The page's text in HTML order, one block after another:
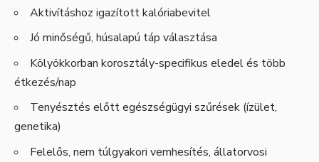
Aktivításhoz igazított kalóriabevitel
Jó minőségű, húsalapú táp választása
Kölyökkorban korosztály-specifikus eledel és több
étkezés/nap
Tenyésztés előtt egészségügyi szűrések (ízület,
genetika)
Felelős, nem túlgyakori vemhesítés, állatorvosi